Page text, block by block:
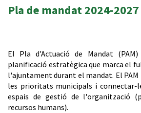
Pla de mandat 2024-2027
El Pla d'Actuació de Mandat
planificació estratègica que marca el
l'ajuntament durant el mandat. El
les prioritats municipals i connectar-
espais de gestió de l'organització
recursos humans).